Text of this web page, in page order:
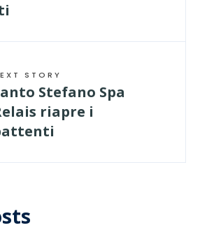
STORY
Stefano Spa
riapre i